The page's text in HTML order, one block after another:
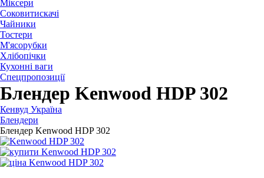
Міксери
Соковитискачі
Чайники
Тостери
М'ясорубки
Хлібопічки
Кухонні ваги
Спецпропозиції
Блендер Kenwood HDP 302
Кенвуд Україна
Блендери
Блендер Kenwood HDP 302